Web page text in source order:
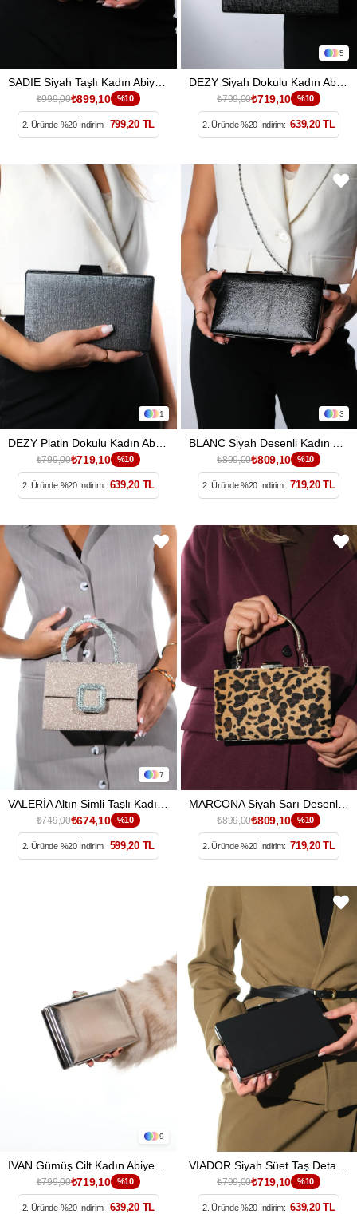
₺999,00₺899,10 %10
2. Üründe %20 İndirim: 799,20 TL
5
DEZY Siyah Dokulu Kadın Abiye Çanta
₺799,00₺719,10 %10
2. Üründe %20 İndirim: 639,20 TL
1
₺799,00₺719,10 %10
2. Üründe %20 İndirim: 639,20 TL
3
₺899,00₺809,10 %10
2. Üründe %20 İndirim: 719,20 TL
7
VALERİA Altın Simli Taşlı Kadın El Çantası
₺749,00₺674,10 %10
2. Üründe %20 İndirim: 599,20 TL
MARCONA Siyah Sarı Desenli Kadın Abiye Çanta
₺899,00₺809,10 %10
2. Üründe %20 İndirim: 719,20 TL
9
₺799,00₺719,10 %10
2. Üründe %20 İndirim: 639,20 TL
₺799,00₺719,10 %10
2. Üründe %20 İndirim: 639,20 TL